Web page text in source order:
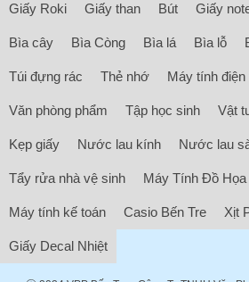
Giấy Roki Giấy than Bút Giấy
Bìa cây Bìa Còng Bìa lá Bìa lỗ
Túi đựng rác Thẻ nhớ Máy tính
Văn phòng phẩm Tập học sinh Vật
Kẹp giấy Nước lau kính Nước lau
Tẩy rửa nhà vệ sinh Máy Tính Đồ Họa
Máy tính kế toán Casio Bến Tre Xịt
Giấy Decal Nhiệt